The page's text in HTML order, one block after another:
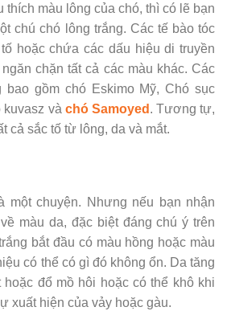
thích màu lông của chó, thì có lẽ bạn
chú chó lông trắng. Các tế bào tóc
hoặc chứa các dấu hiệu di truyền
chặn tất cả các màu khác. Các
bao gồm chó Eskimo Mỹ, Chó sục
kuvasz và chó Samoyed . Tương tự,
cả sắc tố từ lông, da và mắt.
một chuyện. Nhưng nếu bạn nhận
màu da, đặc biệt đáng chú ý trên
bắt đầu có màu hồng hoặc màu
có thể có gì đó không ổn. Da tăng
đổ mồ hôi hoặc có thể khô khi
xuất hiện của vảy hoặc gàu.